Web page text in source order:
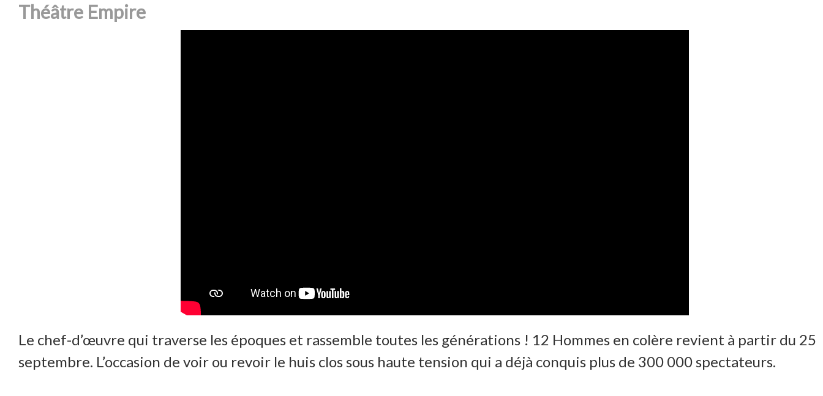
Théâtre Empire
Le chef-d’œuvre qui traverse les époques et rassemble toutes les générations ! 12 Hommes en colère revient à partir du 25
septembre. L’occasion de voir ou revoir le huis clos sous haute tension qui a déjà conquis plus de 300 000 spectateurs.